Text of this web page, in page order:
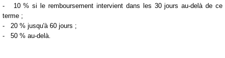
- 10 % si le remboursement intervient dans les 30 jours au-delà de ce
terme ;
- 20 % jusqu'à 60 jours ;
- 50 % au-delà.